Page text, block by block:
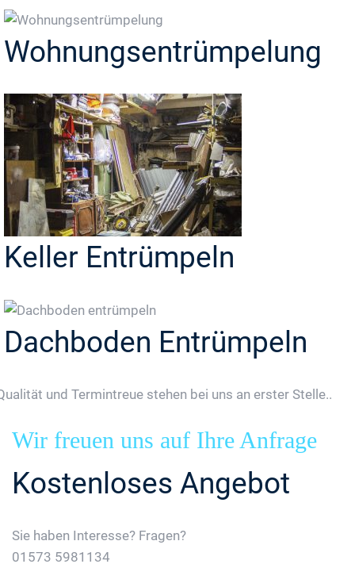
Wohnungsentrümpelung
Keller Entrümpeln
Dachboden Entrümpeln
und Termintreue stehen bei uns an erster Stelle..
Wir freuen uns auf Ihre Anfrage
Kostenloses Angebot
Sie haben Interesse? Fragen?
01573 5981134